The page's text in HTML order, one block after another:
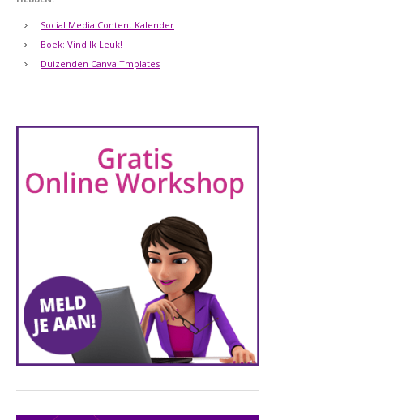
Social Media Content Kalender
Boek: Vind Ik Leuk!
Duizenden Canva Tmplates